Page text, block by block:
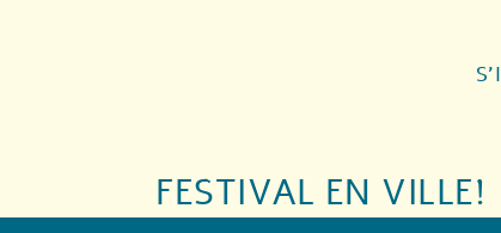
FESTIVAL EN VILLE!